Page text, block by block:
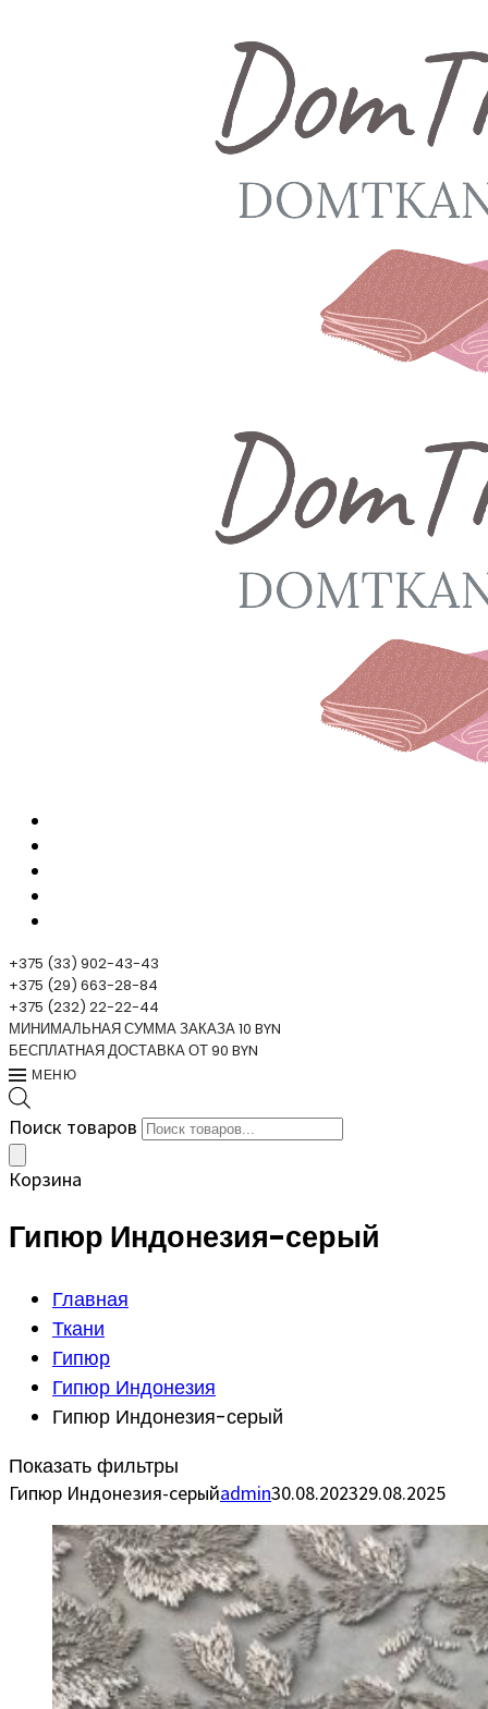
+375 (33) 902-43-43
+375 (29) 663-28-84
+375 (232) 22-22-44
МИНИМАЛЬНАЯ СУММА ЗАКАЗА 10 BYN
БЕСПЛАТНАЯ ДОСТАВКА ОТ 90 BYN
МЕНЮ
Поиск товаров
Корзина
Гипюр Индонезия-серый
Главная
Ткани
Гипюр
Гипюр Индонезия
Гипюр Индонезия-серый
Показать фильтры
Гипюр Индонезия-серыйadmin30.08.202329.08.2025